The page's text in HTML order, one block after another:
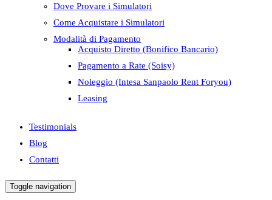
Dove Provare i Simulatori
Come Acquistare i Simulatori
Modalità di Pagamento
Acquisto Diretto (Bonifico Bancario)
Pagamento a Rate (Soisy)
Noleggio (Intesa Sanpaolo Rent Foryou)
Leasing
Testimonials
Blog
Contatti
Toggle navigation